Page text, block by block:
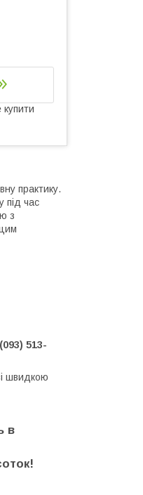
купити
практику.
під час
з
(093) 513-
швидкою
в